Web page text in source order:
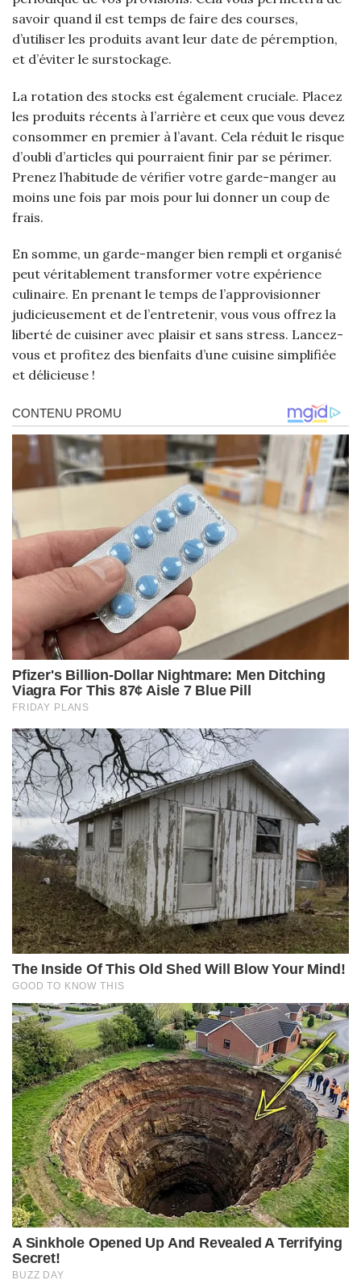
savoir quand il est temps de faire des courses,
d’utiliser les produits avant leur date de péremption,
et d’éviter le surstockage.
La rotation des stocks est également cruciale. Placez
les produits récents à l’arrière et ceux que vous devez
consommer en premier à l’avant. Cela réduit le risque
d’oubli d’articles qui pourraient finir par se périmer.
Prenez l’habitude de vérifier votre garde-manger au
moins une fois par mois pour lui donner un coup de
frais.
En somme, un garde-manger bien rempli et organisé
peut véritablement transformer votre expérience
culinaire. En prenant le temps de l’approvisionner
judicieusement et de l’entretenir, vous vous offrez la
liberté de cuisiner avec plaisir et sans stress. Lancez-
vous et profitez des bienfaits d’une cuisine simplifiée
et délicieuse !